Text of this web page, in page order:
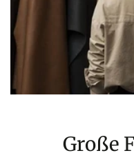
Große